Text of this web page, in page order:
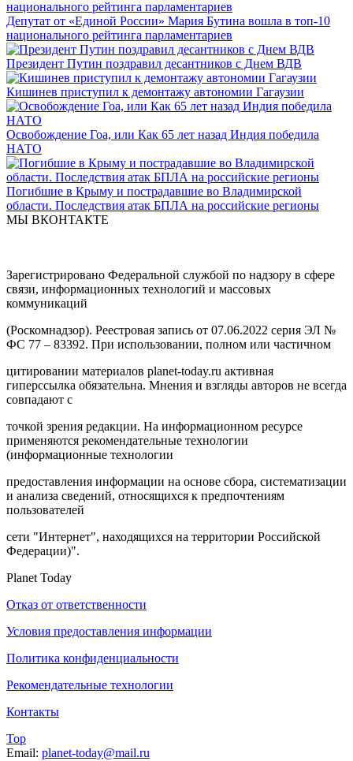
Депутат от «Единой России» Мария Бутина вошла в топ-10
национального рейтинга парламентариев
Президент Путин поздравил десантников с Днем ВДВ
Кишинев приступил к демонтажу автономии Гагаузии
Освобождение Гоа, или Как 65 лет назад Индия победила
НАТО
Погибшие в Крыму и пострадавшие во Владимирской
области. Последствия атак БПЛА на российские регионы
МЫ ВКОНТАКТЕ
Зарегистрировано Федеральной службой по надзору в сфере
связи, информационных технологий и массовых
коммуникаций
(Роскомнадзор). Реестровая запись от 07.06.2022 серия ЭЛ №
ФС 77 – 83392. При использовании, полном или частичном
цитировании материалов planet-today.ru активная
гиперссылка обязательна. Мнения и взгляды авторов не всегда
совпадают с
точкой зрения редакции. На информационном ресурсе
применяются рекомендательные технологии
(информационные технологии
предоставления информации на основе сбора, систематизации
и анализа сведений, относящихся к предпочтениям
пользователей
сети "Интернет", находящихся на территории Российской
Федерации)".
Planet Today
Отказ от ответственности
Условия предоставления информации
Политика конфиденциальности
Рекомендательные технологии
Контакты
Top
Email: planet-today@mail.ru